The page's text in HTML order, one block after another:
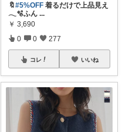
🔖#5%OFF 着るだけで上品見え
𓂃🫧ふん ...
￥ 3,690
0 0 277
コレ いいね